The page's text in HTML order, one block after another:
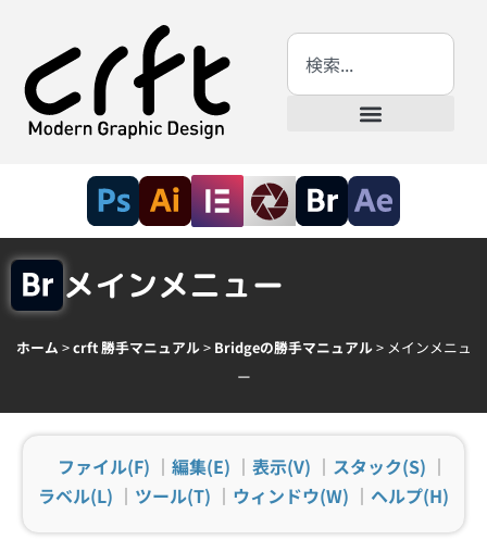
メインメニュー
ホーム >crft 勝手マニュアル> Bridgeの勝手マニュアル> メインメニュ
ー
ファイル(F) ｜ 編集(E) ｜ 表示(V) ｜ スタック(S) ｜
ラベル(L) ｜ ツール(T) ｜ ウィンドウ(W) ｜ ヘルプ(H)